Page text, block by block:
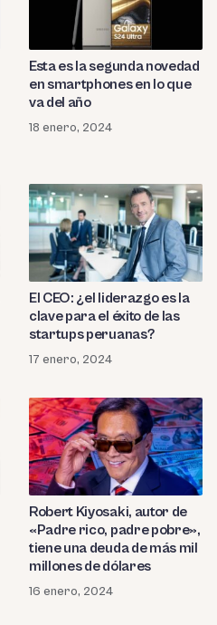
Esta es la segunda novedad
en smartphones en lo que
va del año
18 enero, 2024
El CEO: ¿el liderazgo es la
clave para el éxito de las
startups peruanas?
17 enero, 2024
Robert Kiyosaki, autor de
«Padre rico, padre pobre»,
tiene una deuda de más mil
millones de dólares
16 enero, 2024